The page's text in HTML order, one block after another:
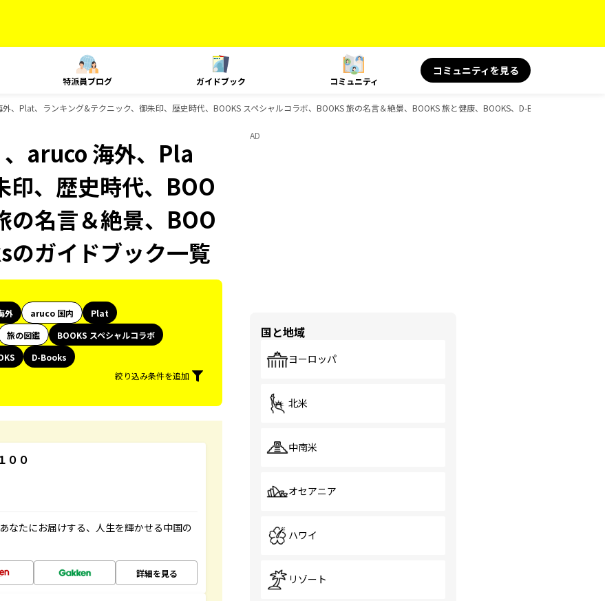
特派員ブログ ガイドブック コミュニティ
コミュニティを見る
、Plat、ランキング&テクニック、御朱印、歴史時代、BOOKS スペシャルコラボ、BOOKS 旅の名言＆絶景、BOOKS 旅と健康、BOOKS、D-Booksのガイドブッ
aruco 海外、Pla
、歴史時代、BOO
の名言＆絶景、BOO
のガイドブック一覧
外 aruco 国内
Plat
旅の図鑑
BOOKS スペシャルコラボ
D-Books
絞り込み条件を追加
００
なたにお届けする、人生を輝かせる中国の
詳細を見る
AD
国と地域
ヨーロッパ
北米
中南米
オセアニア
ハワイ
リゾート